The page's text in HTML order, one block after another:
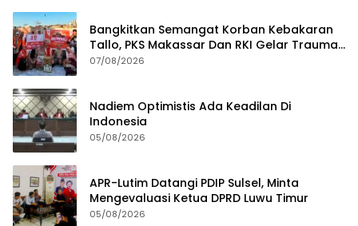
Bangkitkan Semangat Korban Kebakaran
Tallo, PKS Makassar Dan RKI Gelar Trauma
Healing
07/08/2026
Nadiem Optimistis Ada Keadilan Di
Indonesia
05/08/2026
APR-Lutim Datangi PDIP Sulsel, Minta
Mengevaluasi Ketua DPRD Luwu Timur
05/08/2026